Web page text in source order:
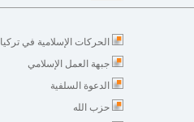
الحركات الإسلامية في تركيا
جبهة العمل الإسلامي
الدعوة السلفية
حزب الله